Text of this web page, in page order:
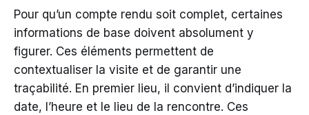
Pour qu’un compte rendu soit complet, certaines
informations de base doivent absolument y
figurer. Ces éléments permettent de
contextualiser la visite et de garantir une
traçabilité. En premier lieu, il convient d’indiquer la
date, l’heure et le lieu de la rencontre. Ces